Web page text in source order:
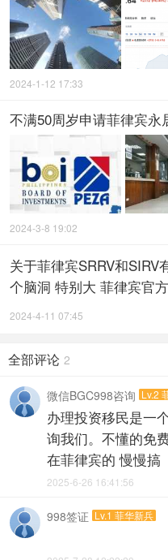
2024-1-12 17:33
不满50周岁申请菲律宾永
2024-3-8 19:02
关于菲律宾SRRV和SIRV
个脑洞 特别大 菲律宾官
2024-4-11 07:45
全部评论 2
微信BGC998咨询 Lv.2
办理投资移民是一
询我们。不懂的免
在菲律宾的 慢慢搞
2025-6-26 16:41:56
998签证 Lv.1 菲华新兵